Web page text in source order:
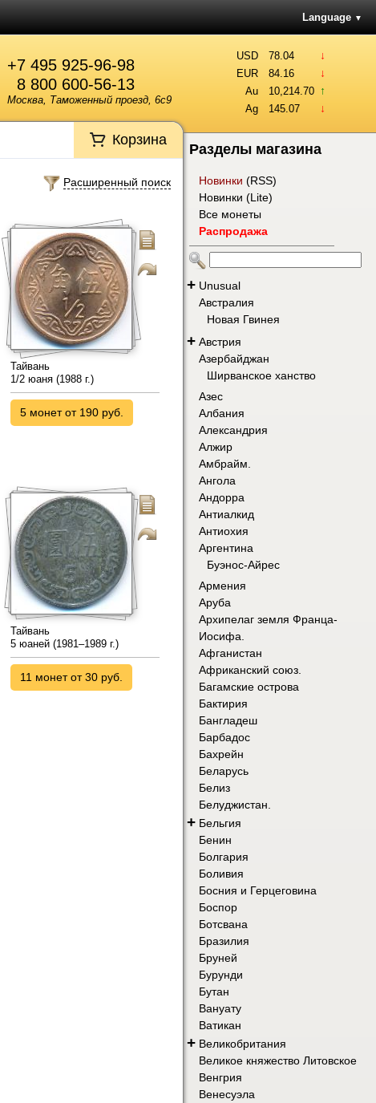
Language ▼
+7 495 925-96-98
8 800 600-56-13
Москва, Таможенный проезд, 6с9
USD 78.04 ↓
EUR 84.16 ↓
Au 10,214.70 ↑
Ag 145.07 ↓
Корзина
Расширенный поиск
Тайвань
1/2 юаня (1988 г.)
5 монет от 190 руб.
Тайвань
5 юаней (1981–1989 г.)
11 монет от 30 руб.
Разделы магазина
Новинки (RSS)
Новинки (Lite)
Все монеты
Распродажа
+ Unusual
Австралия
Новая Гвинея
+ Австрия
Азербайджан
Ширванское ханство
Азес
Албания
Александрия
Алжир
Амбрайм.
Ангола
Андорра
Антиалкид
Антиохия
Аргентина
Буэнос-Айрес
Армения
Аруба
Архипелаг земля Франца-
Иосифа.
Афганистан
Африканский союз.
Багамские острова
Бактирия
Бангладеш
Барбадос
Бахрейн
Беларусь
Белиз
Белуджистан.
+ Бельгия
Бенин
Болгария
Боливия
Босния и Герцеговина
Боспор
Ботсвана
Бразилия
Бруней
Бурунди
Бутан
Вануату
Ватикан
+ Великобритания
Великое княжество Литовское
Венгрия
Венесуэла